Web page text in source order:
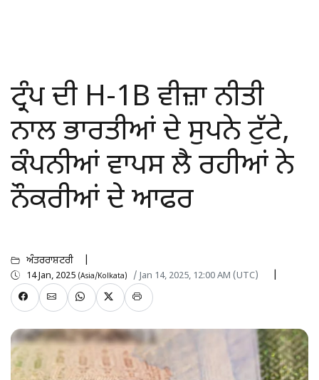
ਟ੍ਰੰਪ ਦੀ H-1B ਵੀਜ਼ਾ ਨੀਤੀ
ਨਾਲ ਭਾਰਤੀਆਂ ਦੇ ਸੁਪਨੇ ਟੁੱਟੇ,
ਕੰਪਨੀਆਂ ਵਾਪਸ ਲੈ ਰਹੀਆਂ ਨੇ
ਨੌਕਰੀਆਂ ਦੇ ਆਫਰ
ਅੰਤਰਰਾਸ਼ਟਰੀ
14 Jan, 2025 (Asia/Kolkata) / Jan 14, 2025, 12:00 AM (UTC)